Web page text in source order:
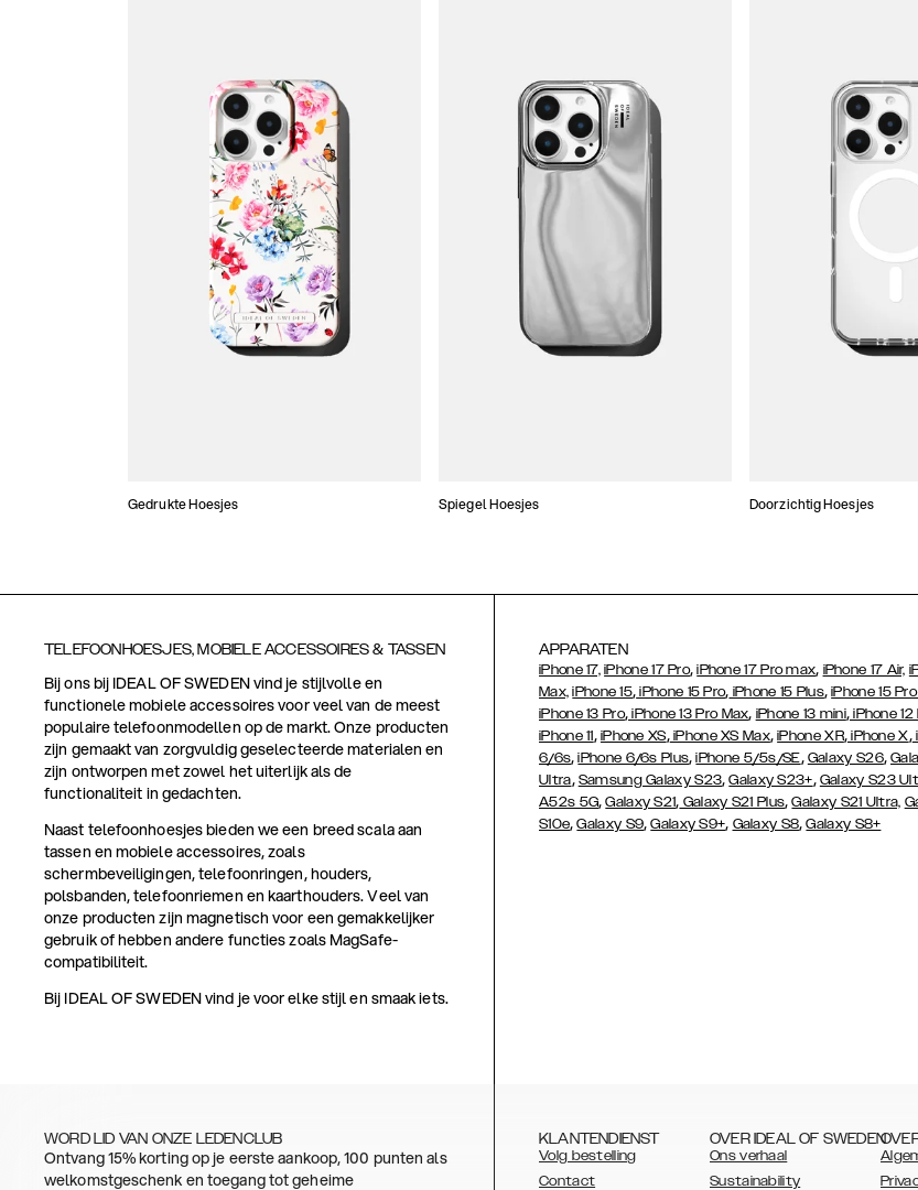
Gedrukte Hoesjes Spiegel Hoesjes Doorzichtig Hoesjes
TELEFOONHOESJES, MOBIELE ACCESSOIRES & TASSEN
Bij ons bij IDEAL OF SWEDEN vind je stijlvolle en
functionele mobiele accessoires voor veel van de meest
populaire telefoonmodellen op de markt. Onze producten
zijn gemaakt van zorgvuldig geselecteerde materialen en
zijn ontworpen met zowel het uiterlijk als de
functionaliteit in gedachten.
Naast telefoonhoesjes bieden we een breed scala aan
tassen en mobiele accessoires, zoals
schermbeveiligingen, telefoonringen, houders,
polsbanden, telefoonriemen en kaarthouders. Veel van
onze producten zijn magnetisch voor een gemakkelijker
gebruik of hebben andere functies zoals MagSafe-
compatibiliteit.
Bij IDEAL OF SWEDEN vind je voor elke stijl en smaak iets.
APPARATEN
iPhone 17, iPhone 17 Pro,iPhone 17 Pro max, iPhone 17 Air,
Max, iPhone 15, iPhone 15 Pro, iPhone 15 Plus,iPhone 15
iPhone 13 Pro, iPhone 13 Pro Max, iPhone 13 mini,iPhone 12
iPhone 11, iPhone XS,iPhone XS Max,iPhone XR,iPhone X,
6/6s,iPhone 6/6s Plus,iPhone 5/5s/SE, Galaxy S26,
Ultra, Samsung Galaxy S23,Galaxy S23+, Galaxy S23
A52s 5G,Galaxy S21, Galaxy S21 Plus,Galaxy S21 Ultra,
S10e,Galaxy S9,Galaxy S9+, Galaxy S8,Galaxy S8+
WORD LID VAN ONZE LEDENCLUB
Ontvang 15% korting op je eerste aankoop, 100 punten als
welkomstgeschenk en toegang tot geheime
KLANTENDIENST
Volg bestelling
Contact
OVER IDEAL OF SWEDEN
Ons verhaal
Sustainability